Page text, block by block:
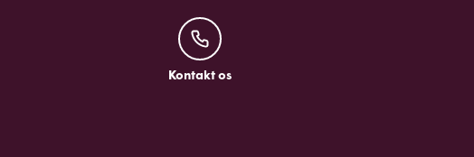
Kontakt os
Kontakt os